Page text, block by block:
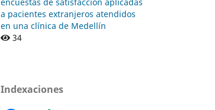
a pacientes extranjeros atendidos
en una clínica de Medellín
34
Indexaciones